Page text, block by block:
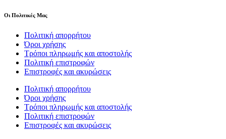
Οι Πολιτικές Μας
Πολιτική απορρήτου
Όροι χρήσης
Τρόποι πληρωμής και αποστολής
Πολιτική επιστροφών
Επιστροφές και ακυρώσεις
Πολιτική απορρήτου
Όροι χρήσης
Τρόποι πληρωμής και αποστολής
Πολιτική επιστροφών
Επιστροφές και ακυρώσεις